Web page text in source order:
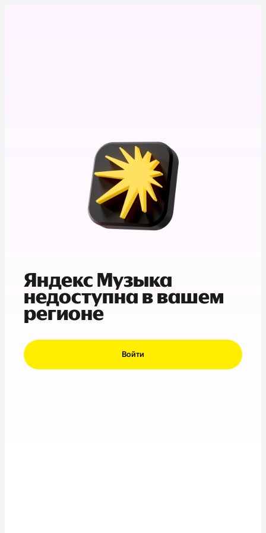
Яндекс Музыка
недоступна в вашем
регионе
Войти